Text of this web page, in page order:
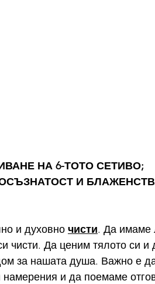
НА 6-ТОТО СЕТИВО;
И
и духовно чисти. Да имаме
чисти. Да ценим тялото си и
за нашата душа. Важно е
намерения и да поемаме